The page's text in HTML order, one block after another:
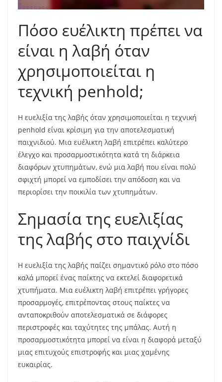
Πόσο ευέλικτη πρέπει να
είναι η λαβή όταν
χρησιμοποιείται η
τεχνική penhold;
Η ευελιξία της λαβής όταν χρησιμοποιείται η τεχνική
penhold είναι κρίσιμη για την αποτελεσματική
παιχνιδιού. Μια ευέλικτη λαβή επιτρέπει καλύτερο
έλεγχο και προσαρμοστικότητα κατά τη διάρκεια
διαφόρων χτυπημάτων, ενώ μια λαβή που είναι πολύ
σφιχτή μπορεί να εμποδίσει την απόδοση και να
περιορίσει την ποικιλία των χτυπημάτων.
Σημασία της ευελιξίας
της λαβής στο παιχνίδι
Η ευελιξία της λαβής παίζει σημαντικό ρόλο στο πόσο
καλά μπορεί ένας παίκτης να εκτελεί διαφορετικά
χτυπήματα. Μια ευέλικτη λαβή επιτρέπει γρήγορες
προσαρμογές, επιτρέποντας στους παίκτες να
ανταποκριθούν αποτελεσματικά σε διάφορες
περιστροφές και ταχύτητες της μπάλας. Αυτή η
προσαρμοστικότητα μπορεί να είναι η διαφορά μεταξύ
μιας επιτυχούς επιστροφής και μιας χαμένης
ευκαιρίας.